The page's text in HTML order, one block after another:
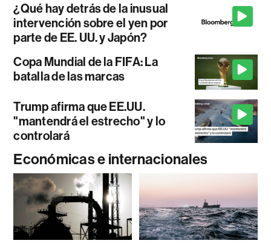
¿Qué hay detrás de la inusual
intervención sobre el yen por
parte de EE. UU. y Japón?
Copa Mundial de la FIFA: La
batalla de las marcas
Trump afirma que EE.UU.
"mantendrá el estrecho" y lo
controlará
Económicas e internacionales